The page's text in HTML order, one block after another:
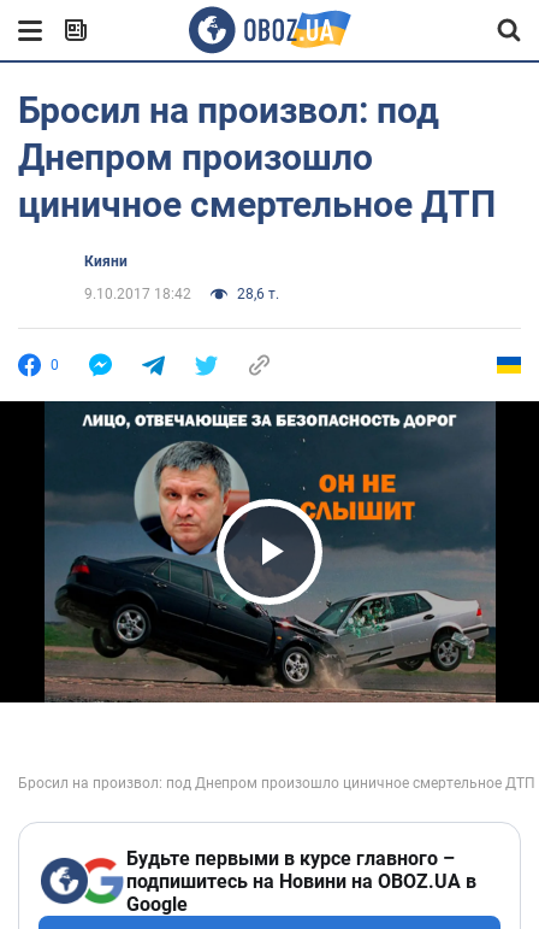
Бросил на произвол: под
Днепром произошло
циничное смертельное ДТП
Кияни
9.10.2017 18:42
28,6 т.
0
Play Video
Будьте первыми в курсе главного –
подпишитесь на Новини на OBOZ.UA в
Google